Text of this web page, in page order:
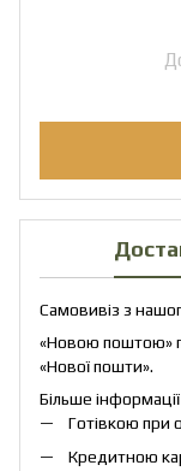
Самовивіз з
«Новою поштою»
«Нової пошти».
Більше
Готівкою при
Кредитною